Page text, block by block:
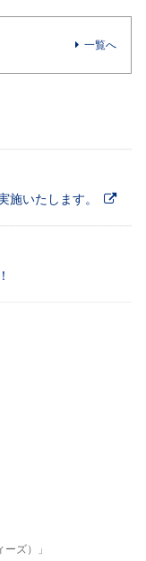
一覧へ
施いたします。
ズ）」